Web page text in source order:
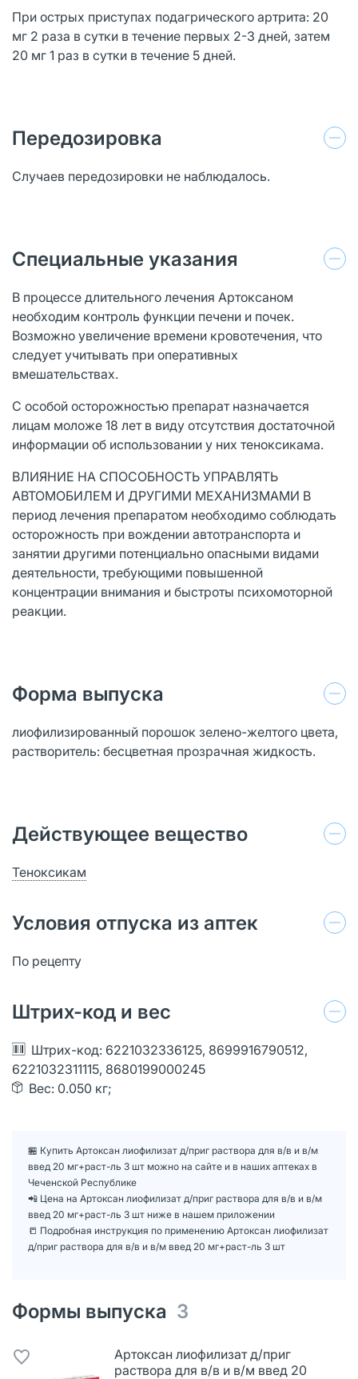
При острых приступах подагрического артрита: 20
мг 2 раза в сутки в течение первых 2-3 дней, затем
20 мг 1 раз в сутки в течение 5 дней.
Передозировка
Случаев передозировки не наблюдалось.
Специальные указания
В процессе длительного лечения Артоксаном
необходим контроль функции печени и почек.
Возможно увеличение времени кровотечения, что
следует учитывать при оперативных
вмешательствах.
С особой осторожностью препарат назначается
лицам моложе 18 лет в виду отсутствия достаточной
информации об использовании у них теноксикама.
ВЛИЯНИЕ НА СПОСОБНОСТЬ УПРАВЛЯТЬ
АВТОМОБИЛЕМ И ДРУГИМИ МЕХАНИЗМАМИ В
период лечения препаратом необходимо соблюдать
осторожность при вождении автотранспорта и
занятии другими потенциально опасными видами
деятельности, требующими повышенной
концентрации внимания и быстроты психомоторной
реакции.
Форма выпуска
лиофилизированный порошок зелено-желтого цвета,
растворитель: бесцветная прозрачная жидкость.
Действующее вещество
Теноксикам
Условия отпуска из аптек
По рецепту
Штрих-код и вес
Штрих-код: 6221032336125, 8699916790512,
6221032311115, 8680199000245
Вес: 0.050 кг;
🏪 Купить Артоксан лиофилизат д/приг раствора для в/в и в/м
введ 20 мг+раст-ль 3 шт можно на сайте и в наших аптеках в
Чеченской Республике
📲 Цена на Артоксан лиофилизат д/приг раствора для в/в и в/м
введ 20 мг+раст-ль 3 шт ниже в нашем приложении
📒 Подробная инструкция по применению Артоксан лиофилизат
д/приг раствора для в/в и в/м введ 20 мг+раст-ль 3 шт
Формы выпуска 3
Артоксан лиофилизат д/приг
раствора для в/в и в/м введ 20